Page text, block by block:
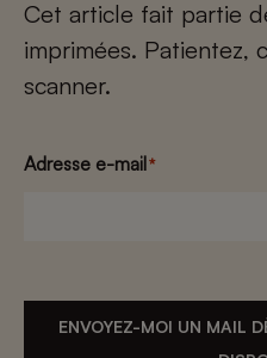
Cet article fait partie
imprimées. Patientez,
scanner.
Adresse e-mail*
ENVOYEZ-MOI UN MAIL